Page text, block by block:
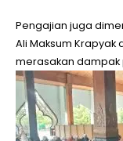
Pengajian juga
Ali Maksum
merasakan dampak